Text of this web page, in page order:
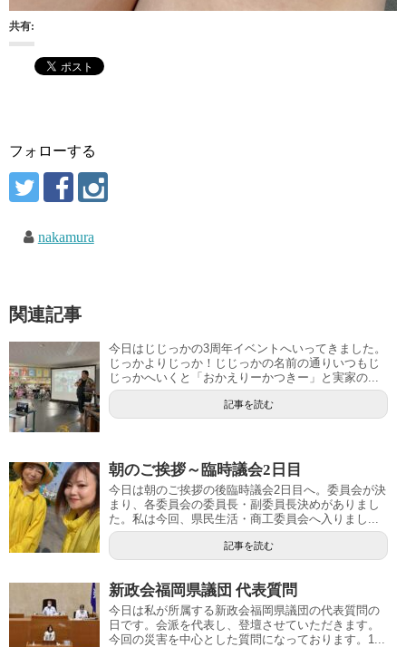
共有:
フォローする
nakamura
関連記事
今日はじじっかの3周年イベントへいってきました。
じっかよりじっか！じじっかの名前の通りいつもじ
じっかへいくと「おかえりーかつきー」と実家の...
記事を読む
朝のご挨拶～臨時議会2日目
今日は朝のご挨拶の後臨時議会2日目へ。委員会が決
まり、各委員会の委員長・副委員長決めがありまし
た。私は今回、県民生活・商工委員会へ入りまし...
記事を読む
新政会福岡県議団 代表質問
今日は私が所属する新政会福岡県議団の代表質問の
日です。会派を代表し、登壇させていただきます。
今回の災害を中心とした質問になっております。1...